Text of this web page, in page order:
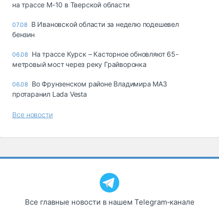
на трассе М-10 в Тверской области
07.08 В Ивановской области за неделю подешевел
бензин
06.08 На трассе Курск – Касторное обновляют 65-
метровый мост через реку Грайворонка
06.08 Во Фрунзенском районе Владимира МАЗ
протаранил Lada Vesta
Все новости
Все главные новости в нашем Telegram‑канале